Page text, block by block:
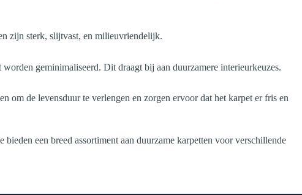
zijn sterk, slijtvast, en milieuvriendelijk.
geminimaliseerd. Dit draagt bij aan duurzamere interieurkeuzes.
om de levensduur te verlengen en zorgen ervoor dat het karpet er fris en
een breed assortiment aan duurzame karpetten voor verschillende